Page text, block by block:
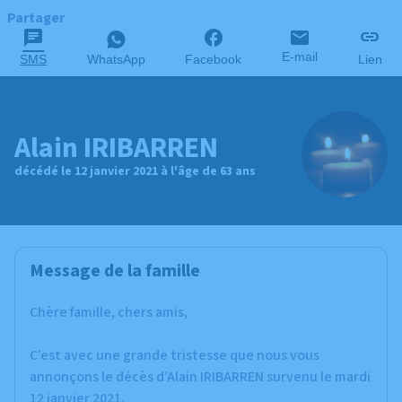
Partager
SMS WhatsApp Facebook E-mail Lien
Alain IRIBARREN
décédé le 12 janvier 2021 à l'âge de 63 ans
Message de la famille
Chère famille, chers amis,
C’est avec une grande tristesse que nous vous
annonçons le décès d’Alain IRIBARREN survenu le mardi